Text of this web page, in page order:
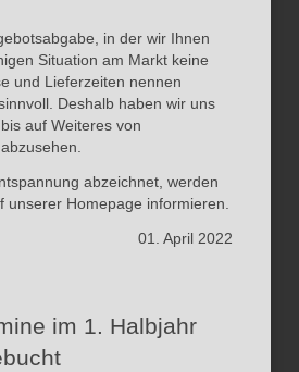
in der wir Ihnen
Situation am Markt keine
und Lieferzeiten nennen
Deshalb haben wir uns
auf Weiteres von
abzeichnet, werden
unserer Homepage informieren.
01. April 2022
im 1. Halbjahr